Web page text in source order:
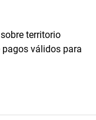
territorio
válidos para